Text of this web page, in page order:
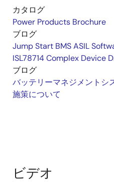
カタログ
Power Products Brochure
ブログ
Jump Start BMS ASIL
ISL78714 Complex Device
ブログ
バッテリーマネジメントシ
施策について
ビデオ